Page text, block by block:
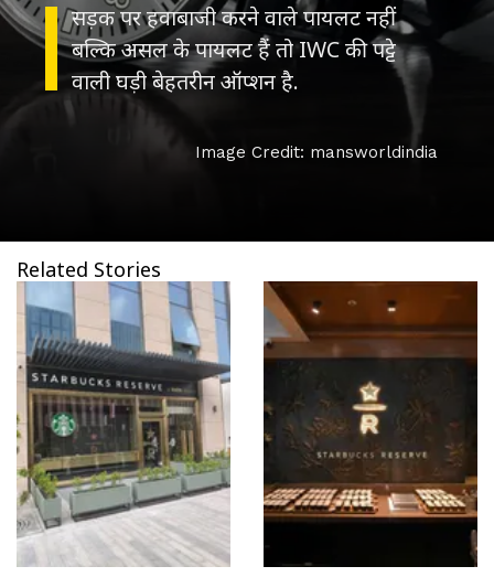
सड़क पर हवाबाजी करने वाले पायलट नहीं
बल्कि असल के पायलट हैं तो IWC की पट्टे
वाली घड़ी बेहतरीन ऑप्शन है.
Image Credit: mansworldindia
Related Stories